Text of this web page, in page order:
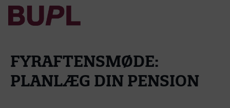
FYRAFTENSMØDE:
PLANLÆG DIN PENSION